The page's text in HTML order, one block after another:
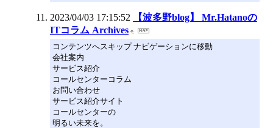
2023/04/03 17:15:52
【波多野blog】 Mr.Hatanoの
ITコラム Archives
コンテンツへスキップ ナビゲーションに移動
会社案内
サービス紹介
コールセンターコラム
お問い合わせ
サービス紹介サイト
コールセンターの
明るい未来を。